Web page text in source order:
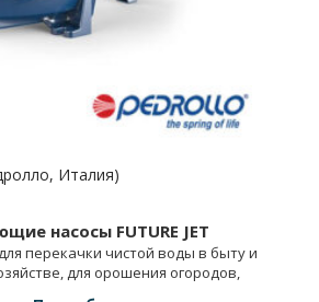
Италия)
насосы FUTURE JET
перекачки чистой воды в быту и
для орошения огородов,